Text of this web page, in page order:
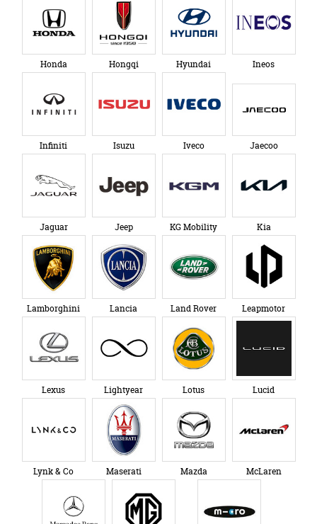
Honda Hongqi Hyundai Ineos
Infiniti Isuzu Iveco Jaecoo
Jaguar Jeep KG Mobility Kia
Lamborghini Lancia Land Rover Leapmotor
Lexus Lightyear Lotus Lucid
Lynk & Co Maserati Mazda McLaren